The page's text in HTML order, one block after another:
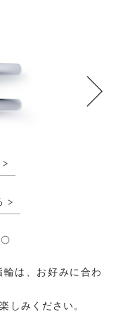
は、お好みに合わ
しみください。